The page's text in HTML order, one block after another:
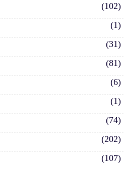
(102)
(1)
(31)
(81)
(6)
(1)
(74)
(202)
(107)